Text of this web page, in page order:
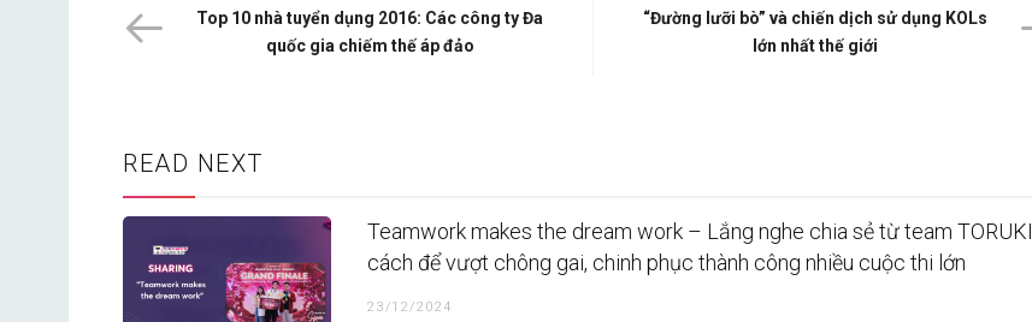
Top 10 nhà tuyển dụng 2016: Các công ty Đa
quốc gia chiếm thế áp đảo
“Đường lưỡi bò” và chiến dịch sử dụng KOLs
lớn nhất thế giới
READ NEXT
Teamwork makes the dream work – Lắng nghe chia sẻ từ team TORUKI
cách để vượt chông gai, chinh phục thành công nhiều cuộc thi lớn
23/12/2024